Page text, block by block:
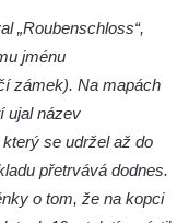
„Roubenschloss“,
jménu
zámek). Na mapách
ujal název
se udržel až do
přetrvává dodnes.
o tom, že na kopci